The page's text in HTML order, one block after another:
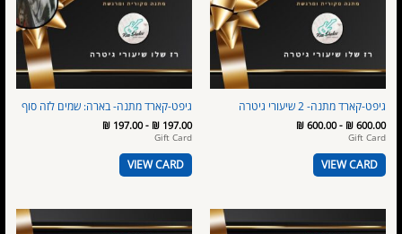
גיפט-קארד מתנה- 2 שיעורי גיטרה
₪600.00
-
₪600.00
Gift Card
VIEW CARD
גיפט-קארד מתנה- בארה: שמים לזה סוף
₪ 197.00
-
₪ 197.00
Gift Card
VIEW CARD